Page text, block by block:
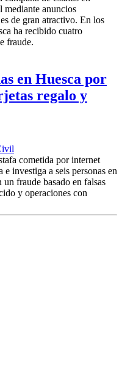
mediante anuncios
de gran atractivo. En los
ha recibido cuatro
fraude.
en Huesca por
regalo y
cometida por internet
investiga a seis personas en
fraude basado en falsas
y operaciones con